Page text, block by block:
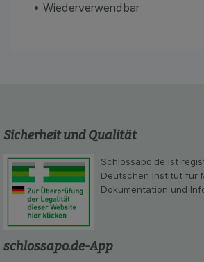
betreiben.
hierfür teilweise an Dritte wie z.B.
• Wiederverwendbar
Sicherheit und Qualität
Schlossapo.de ist
Deutschen Institut für
Dokumentation und
schlossapo.de-App